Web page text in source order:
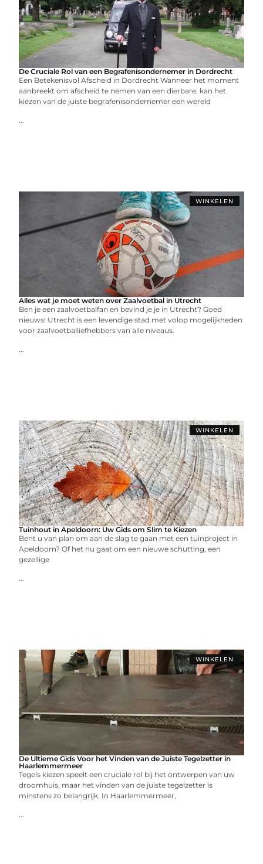
De Cruciale Rol van een Begrafenisondernemer in Dordrecht
Een Betekenisvol Afscheid in Dordrecht Wanneer het moment
aanbreekt om afscheid te nemen van een dierbare, kan het
kiezen van de juiste begrafenisondernemer een wereld
...
WINKELEN
Alles wat je moet weten over Zaalvoetbal in Utrecht
Ben je een zaalvoetbalfan en bevind je je in Utrecht? Goed
nieuws! Utrecht is een levendige stad met volop mogelijkheden
voor zaalvoetballiefhebbers van alle niveaus.
...
WINKELEN
Tuinhout in Apeldoorn: Uw Gids om Slim te Kiezen
Bent u van plan om aan de slag te gaan met een tuinproject in
Apeldoorn? Of het nu gaat om een nieuwe schutting, een
gezellige
...
WINKELEN
De Ultieme Gids Voor het Vinden van de Juiste Tegelzetter in
Haarlemmermeer
Tegels kiezen speelt een cruciale rol bij het ontwerpen van uw
droomhuis, maar het vinden van de juiste tegelzetter is
minstens zo belangrijk. In Haarlemmermeer,
...